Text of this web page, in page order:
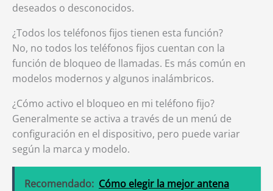
deseados o desconocidos.
¿Todos los teléfonos fijos tienen esta función?
No, no todos los teléfonos fijos cuentan con la
función de bloqueo de llamadas. Es más común en
modelos modernos y algunos inalámbricos.
¿Cómo activo el bloqueo en mi teléfono fijo?
Generalmente se activa a través de un menú de
configuración en el dispositivo, pero puede variar
según la marca y modelo.
Recomendado: Cómo elegir la mejor antena